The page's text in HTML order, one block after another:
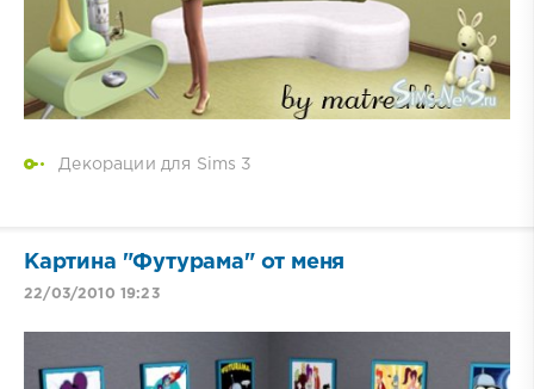
Декорации для Sims 3
Картина "Футурама" от меня
22/03/2010 19:23